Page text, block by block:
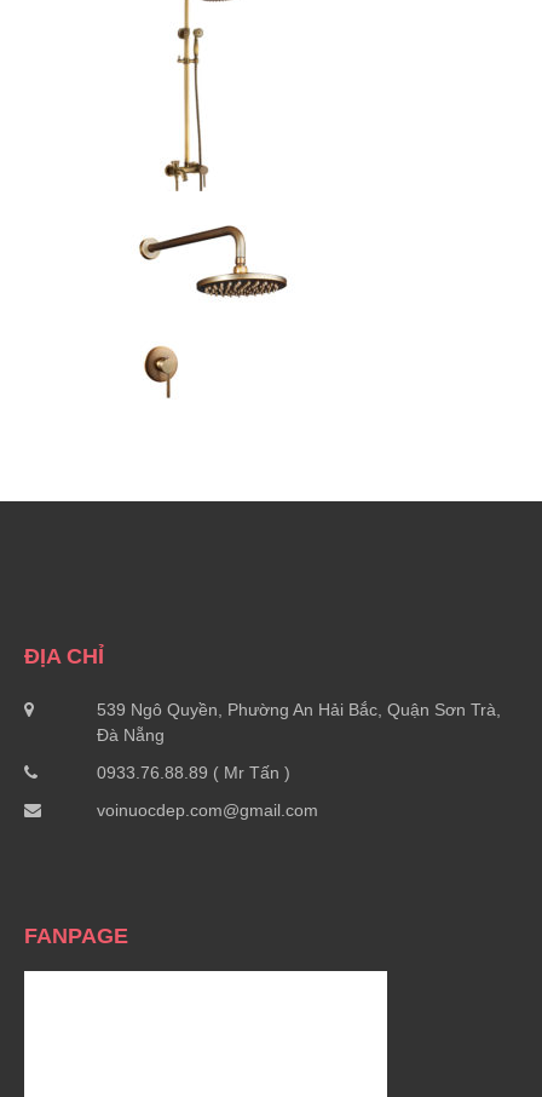
ĐỊA CHỈ
539 Ngô Quyền, Phường An Hải Bắc, Quận Sơn Trà,
Đà Nẵng
0933.76.88.89 ( Mr Tấn )
voinuocdep.com@gmail.com
FANPAGE